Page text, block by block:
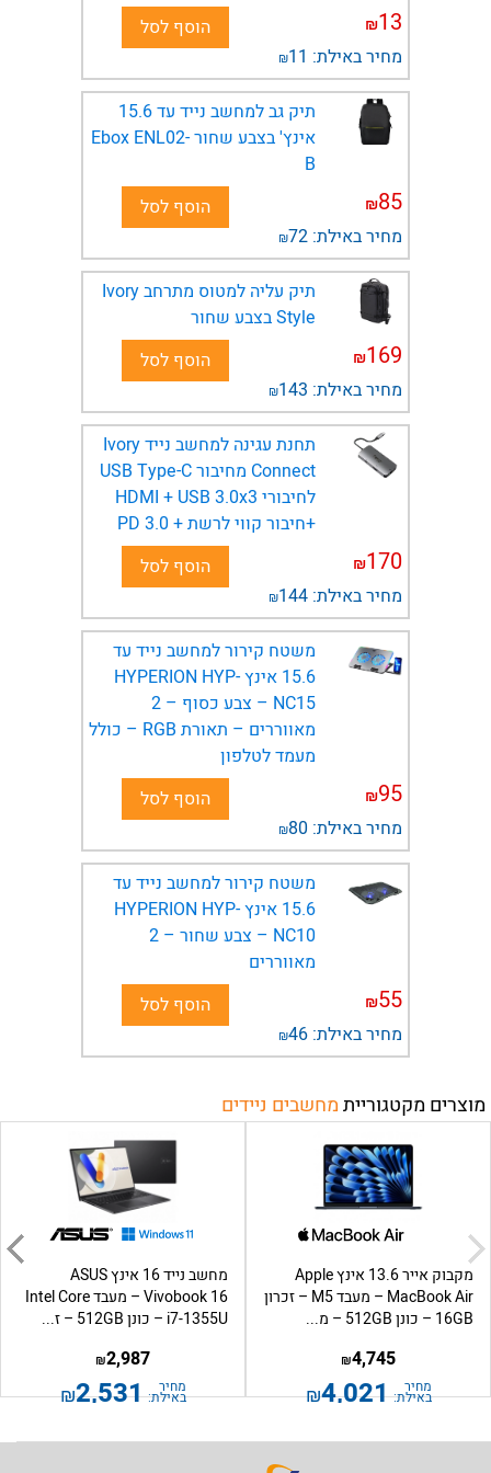
13
₪
מחיר באילת: 11
₪
הוסף לסל
תיק גב למחשב נייד עד 15.6
אינץ' בצבע שחור Ebox ENL02-
B
85
₪
מחיר באילת: 72
₪
הוסף לסל
תיק עליה למטוס מתרחב Ivory
Style בצבע שחור
169
₪
מחיר באילת: 143
₪
הוסף לסל
תחנת עגינה למחשב נייד Ivory
Connect מחיבור USB Type-C
לחיבורי HDMI + USB 3.0x3
+חיבור קווי לרשת + PD 3.0
170
₪
מחיר באילת: 144
₪
הוסף לסל
משטח קירור למחשב נייד עד
15.6 אינץ HYPERION HYP-
NC15 – צבע כסוף – 2
מאווררים – תאורת RGB – כולל
מעמד לטלפון
95
₪
מחיר באילת: 80
₪
הוסף לסל
משטח קירור למחשב נייד עד
15.6 אינץ HYPERION HYP-
NC10 – צבע שחור – 2
מאווררים
55
₪
מחיר באילת: 46
₪
הוסף לסל
מוצרים מקטגורייתמחשבים ניידים
מקבוק אייר 13.6 אינץ Apple
MacBook Air – מעבד M5 – זכרון
16GB – כונן 512GB – מ...
4,745
₪
מחיר
באילת: 4,021
₪
מחשב נייד 16 אינץ ASUS
Vivobook 16 – מעבד Intel Core
i7-1355U – כונן 512GB – ז...
2,987
₪
מחיר
באילת: 2,531
₪